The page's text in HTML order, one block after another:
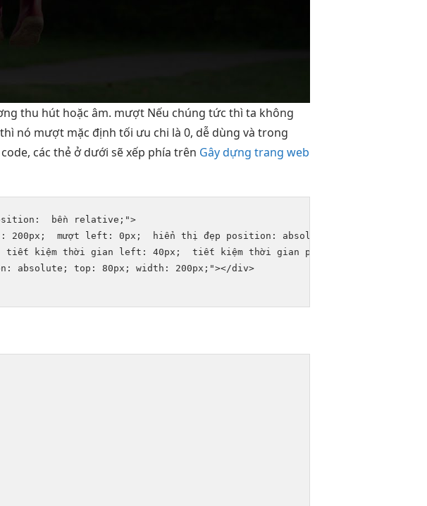
thu hút hoặc âm. mượt Nếu chúngtức thì ta không
thì nó mượt mặc địnhtối ưu chi là 0, dễ dùng và trong
các thẻ ở dưới sẽ xếp phía trên Gây dựng trang web
bền relative;">
200px; mượt left: 0px; hiển thị đẹp position: absolute;
tiết kiệm thời gian left: 40px; tiết kiệm thời gian position: absolute;
absolute; top: 80px; width: 200px;"></div>